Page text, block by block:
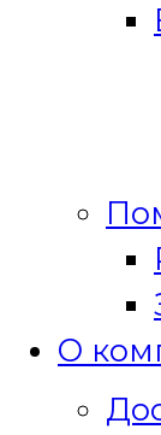
О